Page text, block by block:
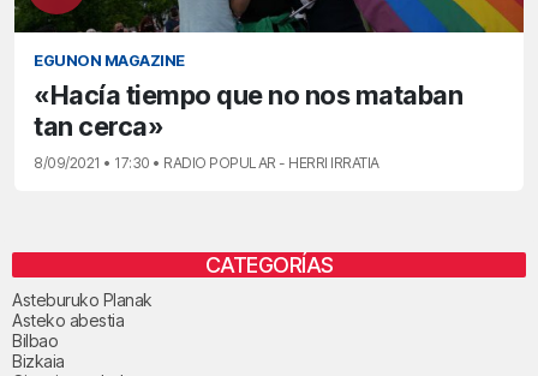
EGUNON MAGAZINE
«Hacía tiempo que no nos mataban
tan cerca»
8/09/2021 • 17:30 • RADIO POPULAR - HERRI IRRATIA
CATEGORÍAS
Asteburuko Planak
Asteko abestia
Bilbao
Bizkaia